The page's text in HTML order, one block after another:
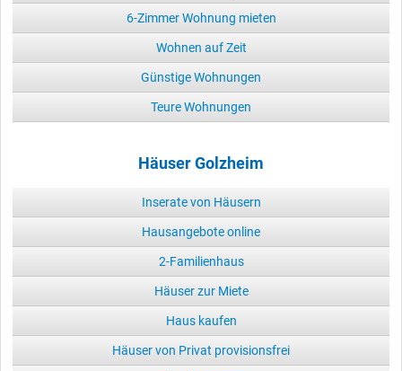
6-Zimmer Wohnung mieten
Wohnen auf Zeit
Günstige Wohnungen
Teure Wohnungen
Häuser Golzheim
Inserate von Häusern
Hausangebote online
2-Familienhaus
Häuser zur Miete
Haus kaufen
Häuser von Privat provisionsfrei